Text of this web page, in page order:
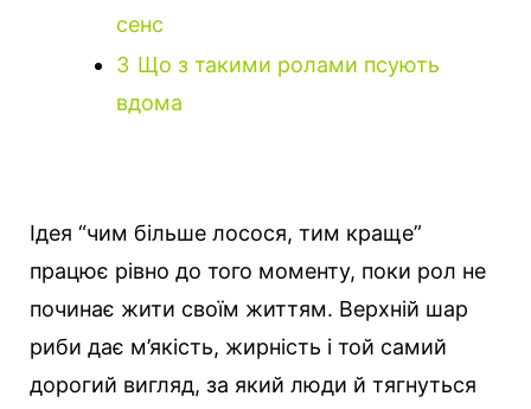
сенс
3 Що з такими ролами псують
вдома
Ідея “чим більше лосося, тим краще”
працює рівно до того моменту, поки рол не
починає жити своїм життям. Верхній шар
риби дає м’якість, жирність і той самий
дорогий вигляд, за який люди й тягнуться